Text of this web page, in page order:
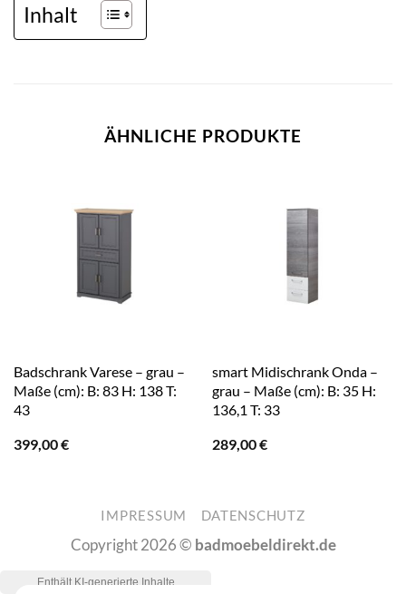
Inhalt
ÄHNLICHE PRODUKTE
Badschrank Varese – grau –
Maße (cm): B: 83 H: 138 T:
43
399,00€
smart Midischrank Onda –
grau – Maße (cm): B: 35 H:
136,1 T: 33
289,00€
IMPRESSUM DATENSCHUTZ
Copyright 2026 © badmoebeldirekt.de